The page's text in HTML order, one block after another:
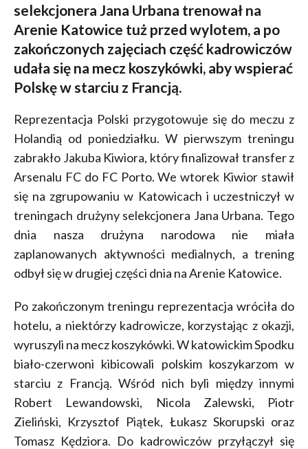
selekcjonera Jana Urbana trenował na
Arenie Katowice tuż przed wylotem, a po
zakończonych zajęciach część kadrowiczów
udała się na mecz koszykówki, aby wspierać
Polskę w starciu z Francją.
Reprezentacja Polski przygotowuje się do meczu z
Holandią od poniedziałku. W pierwszym treningu
zabrakło Jakuba Kiwiora, który finalizował transfer z
Arsenalu FC do FC Porto. We wtorek Kiwior stawił
się na zgrupowaniu w Katowicach i uczestniczył w
treningach drużyny selekcjonera Jana Urbana. Tego
dnia nasza drużyna narodowa nie miała
zaplanowanych aktywności medialnych, a trening
odbył się w drugiej części dnia na Arenie Katowice.
Po zakończonym treningu reprezentacja wróciła do
hotelu, a niektórzy kadrowicze, korzystając z okazji,
wyruszyli na mecz koszykówki. W katowickim Spodku
biało-czerwoni kibicowali polskim koszykarzom w
starciu z Francją. Wśród nich byli między innymi
Robert Lewandowski, Nicola Zalewski, Piotr
Zieliński, Krzysztof Piątek, Łukasz Skorupski oraz
Tomasz Kędziora. Do kadrowiczów przyłączył się